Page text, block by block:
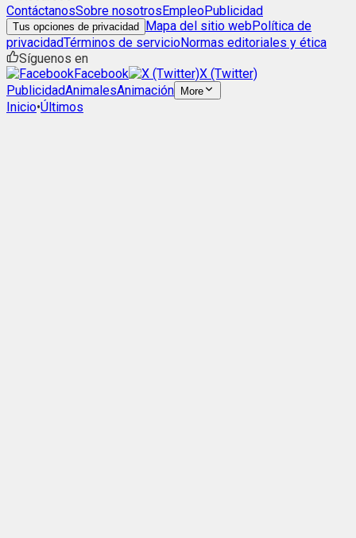
ContáctanosSobre nosotrosEmpleoPublicidad
Tus opciones de privacidad Mapa del sitio webPolítica de
privacidadTérminos de servicioNormas editoriales y ética
Síguenos en
Facebook
X (Twitter)
PublicidadAnimalesAnimación More
Inicio•Últimos